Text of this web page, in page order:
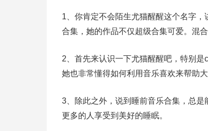
1、你肯定不会陌生尤猫醒醒这个名字
合集，她的作品不仅超级合集可爱。混
2、首先来认识一下尤猫醒醒吧，特别
她也非常懂得如何利用音乐喜欢来帮助
3、除此之外，说到睡前音乐合集，总
更多的人享受到美好的睡眠。